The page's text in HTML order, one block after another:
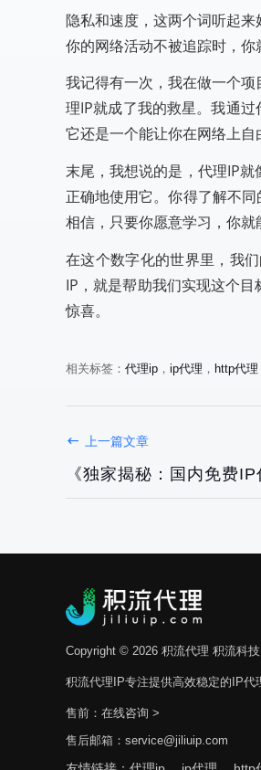
隐私和速度，这两个词听起
你的网络活动不被追踪时，你
我记得有一次，我在做一个
理IP就成了我的救星。我通
它还是一个能让你在网络上自
末尾，我想说的是，代理IP
正确地使用它。你得了解不
相信，只要你愿意学习，你就
在这个数字化的世界里，我
IP，就是帮助我们实现这个
惊喜。
相关标签： 代理ip ， ip代理 ， http代理
上一篇文章
《独家揭秘：国内免费
Copyright © 2026 积流代理 积流科
积流代理IP专注提供高效稳定的IP代
售前： 在线咨询 >
售后邮箱：service@jiliuip.com